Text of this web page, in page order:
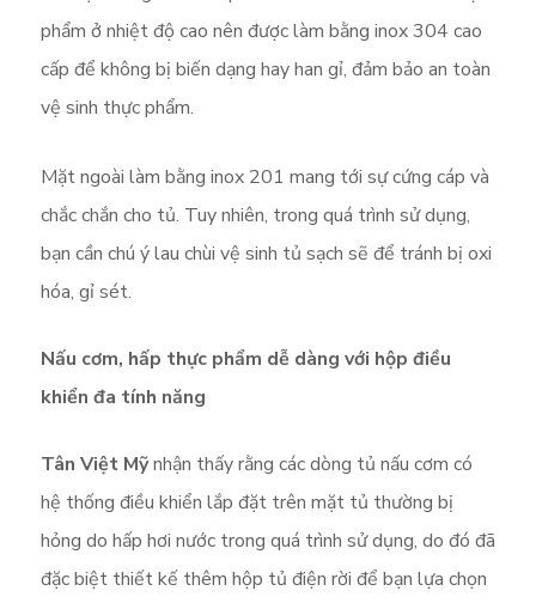
phẩm ở nhiệt độ cao nên được làm bằng inox 304 cao
cấp để không bị biến dạng hay han gỉ, đảm bảo an toàn
vệ sinh thực phẩm.
Mặt ngoài làm bằng inox 201 mang tới sự cứng cáp và
chắc chắn cho tủ. Tuy nhiên, trong quá trình sử dụng,
bạn cần chú ý lau chùi vệ sinh tủ sạch sẽ để tránh bị oxi
hóa, gỉ sét.
Nấu cơm, hấp thực phẩm dễ dàng với hộp điều
khiển đa tính năng
Tân Việt Mỹnhận thấy rằng các dòng tủ nấu cơm có
hệ thống điều khiển lắp đặt trên mặt tủ thường bị
hỏng do hấp hơi nước trong quá trình sử dụng, do đó đã
đặc biệt thiết kế thêm hộp tủ điện rời để bạn lựa chọn